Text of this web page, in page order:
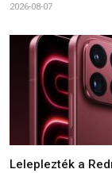
2026-08-07
Leleplezték a